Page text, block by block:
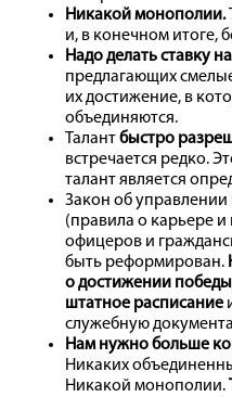
Никакой монополии.
и, в конечном итоге,
Надо делать ставку
предлагающих
их достижение, в
объединяются.
Талантбыстро
встречается редко.
талант является
Закон об
(правила о карьере
офицеров и
быть реформирован.
о достижении
штатное расписание
служебную
Нам нужно больше
Никаких
Никакой монополии.